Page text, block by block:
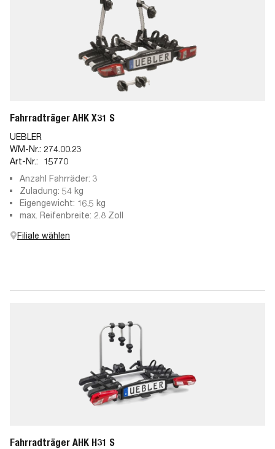
Fahrradträger AHK X31 S
UEBLER
WM-Nr.: 274.00.23
Art-Nr.:
15770
Anzahl Fahrräder: 3
Zuladung: 54 kg
Eigengewicht: 16,5 kg
max. Reifenbreite: 2.8 Zoll
Filiale wählen
Fahrradträger AHK H31 S